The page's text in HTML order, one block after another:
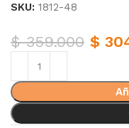
SKU:1812-48
$359.000 $